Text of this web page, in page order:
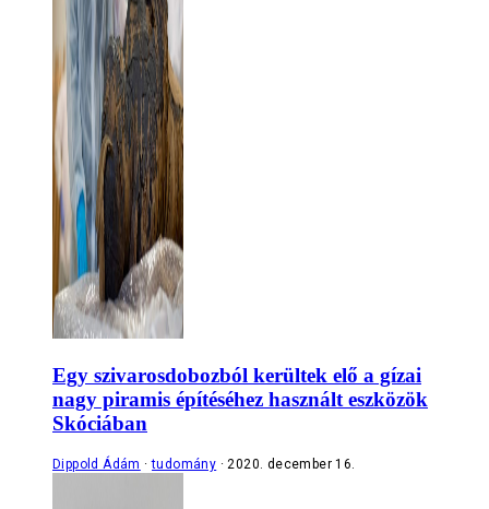
Egy szivarosdobozból kerültek elő a gízai
nagy piramis építéséhez használt eszközök
Skóciában
Dippold Ádám tudomány 2020. december 16.